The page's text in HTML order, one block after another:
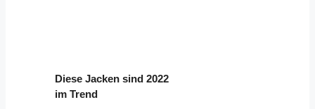
Diese Jacken sind 2022
im Trend